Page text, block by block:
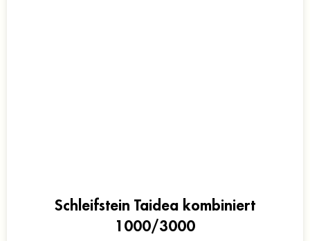
Schleifstein Taidea kombiniert
1000/3000